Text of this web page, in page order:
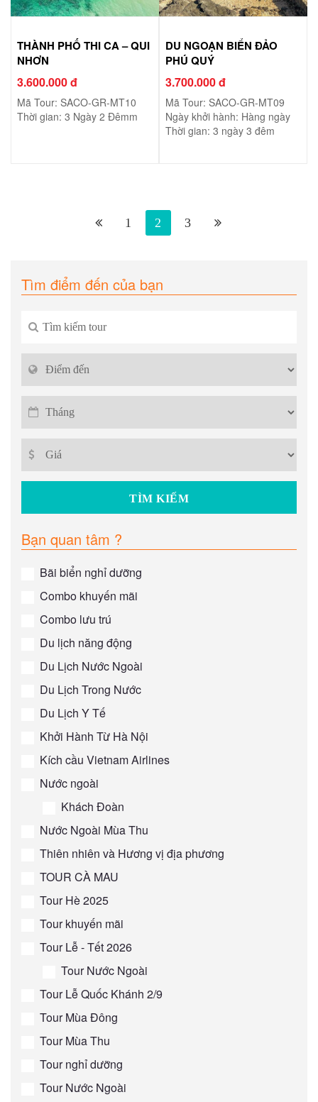
THÀNH PHỐ THI CA – QUI
NHƠN
3.600.000 đ
Mã Tour: SACO-GR-MT10
Thời gian: 3 Ngày 2 Đêmm
DU NGOẠN BIỂN ĐẢO
PHÚ QUÝ
3.700.000 đ
Mã Tour: SACO-GR-MT09
Ngày khởi hành: Hàng ngày
Thời gian: 3 ngày 3 đêm
1 2 3
Tìm điểm đến của bạn
Bạn quan tâm ?
Bãi biển nghỉ dưỡng
Combo khuyến mãi
Combo lưu trú
Du lịch năng động
Du Lịch Nước Ngoài
Du Lịch Trong Nước
Du Lịch Y Tế
Khởi Hành Từ Hà Nội
Kích cầu Vietnam Airlines
Nước ngoài
Khách Đoàn
Nước Ngoài Mùa Thu
Thiên nhiên và Hương vị địa phương
TOUR CÀ MAU
Tour Hè 2025
Tour khuyến mãi
Tour Lễ - Tết 2026
Tour Nước Ngoài
Tour Lễ Quốc Khánh 2/9
Tour Mùa Đông
Tour Mùa Thu
Tour nghỉ dưỡng
Tour Nước Ngoài